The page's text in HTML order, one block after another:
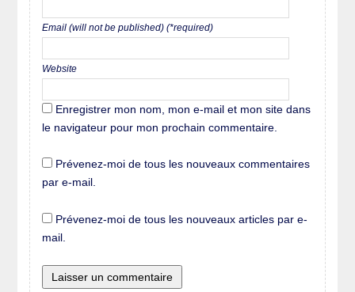
Email (will not be published) (*required)
Website
Enregistrer mon nom, mon e-mail et mon site dans
le navigateur pour mon prochain commentaire.
Prévenez-moi de tous les nouveaux commentaires
par e-mail.
Prévenez-moi de tous les nouveaux articles par e-
mail.